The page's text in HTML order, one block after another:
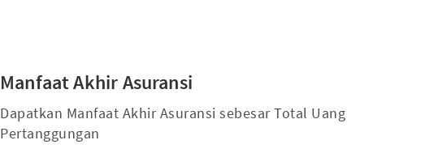
Manfaat Akhir Asuransi
Dapatkan Manfaat Akhir Asuransi sebesar Total Uang
Pertanggungan